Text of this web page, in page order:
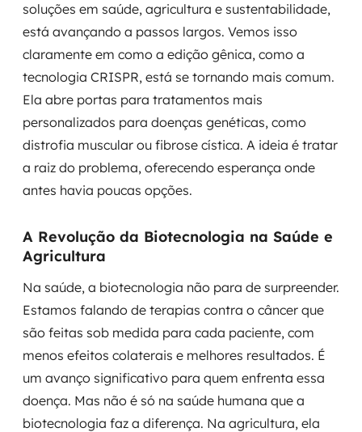
soluções em saúde, agricultura e sustentabilidade,
está avançando a passos largos. Vemos isso
claramente em como a edição gênica, como a
tecnologia CRISPR, está se tornando mais comum.
Ela abre portas para tratamentos mais
personalizados para doenças genéticas, como
distrofia muscular ou fibrose cística. A ideia é tratar
a raiz do problema, oferecendo esperança onde
antes havia poucas opções.
A Revolução da Biotecnologia na Saúde e
Agricultura
Na saúde, a biotecnologia não para de surpreender.
Estamos falando de terapias contra o câncer que
são feitas sob medida para cada paciente, com
menos efeitos colaterais e melhores resultados. É
um avanço significativo para quem enfrenta essa
doença. Mas não é só na saúde humana que a
biotecnologia faz a diferença. Na agricultura, ela